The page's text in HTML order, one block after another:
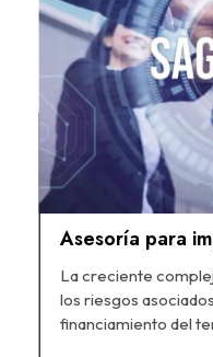
Asesoría para
La creciente
los riesgos
financiamiento del